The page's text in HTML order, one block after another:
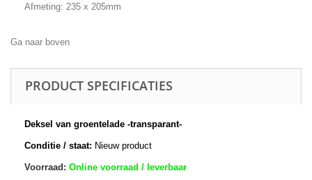
Afmeting: 235 x 205mm
Ga naar boven
PRODUCT SPECIFICATIES
Deksel van groentelade -transparant-
Conditie / staat: Nieuw product
Voorraad: Online voorraad / leverbaar